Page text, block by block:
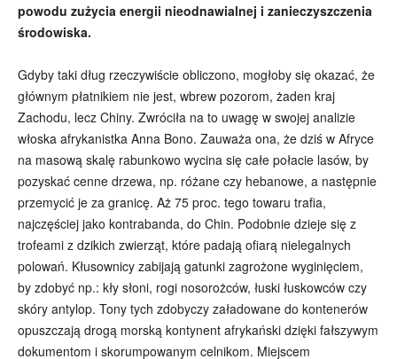
powodu zużycia energii nieodnawialnej i zanieczyszczenia
środowiska.
Gdyby taki dług rzeczywiście obliczono, mogłoby się okazać, że
głównym płatnikiem nie jest, wbrew pozorom, żaden kraj
Zachodu, lecz Chiny. Zwróciła na to uwagę w swojej analizie
włoska afrykanistka Anna Bono. Zauważa ona, że dziś w Afryce
na masową skalę rabunkowo wycina się całe połacie lasów, by
pozyskać cenne drzewa, np. różane czy hebanowe, a następnie
przemycić je za granicę. Aż 75 proc. tego towaru trafia,
najczęściej jako kontrabanda, do Chin. Podobnie dzieje się z
trofeami z dzikich zwierząt, które padają ofiarą nielegalnych
polowań. Kłusownicy zabijają gatunki zagrożone wyginięciem,
by zdobyć np.: kły słoni, rogi nosorożców, łuski łuskowców czy
skóry antylop. Tony tych zdobyczy załadowane do kontenerów
opuszczają drogą morską kontynent afrykański dzięki fałszywym
dokumentom i skorumpowanym celnikom. Miejscem